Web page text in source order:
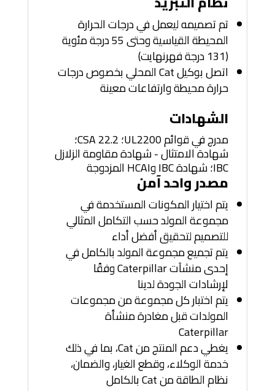
تم تصميمه ليعمل في درجات الحرارة
المحيطة القياسية وحتى 55 درجة مئوية
(131 درجة فهرنهايت)
اتصل بوكيل Cat المحلي بخصوص درجات
حرارة محيطة وارتفاعات معينة
الشهادات
مدرج في قوائم UL2200؛ CSA 22.2؛
شهادة الامتثال - شهادة مقاومة الزلازل
IBC؛ شهادة IBC وHCAI المزدوجة
مصدر واحد آمن
يتم اختيار المكونات المستخدمة في
مجموعة المولد حسب التكامل المثالي
للتصميم لتحقيق أفضل أداء
يتم تجميع مجموعة المولد بالكامل في
إحدى منشآت Caterpillar وفقًا
لإرشادات الجودة لدينا
يتم اختبار كل مجموعة من مجموعات
المولدات قبل مغادرة منشأة
Caterpillar
يغطي دعم المنتج من Cat، بما في ذلك
خدمة الوكلاء، وقطع الغيار، والضمان،
نظام الطاقة من Cat بالكامل